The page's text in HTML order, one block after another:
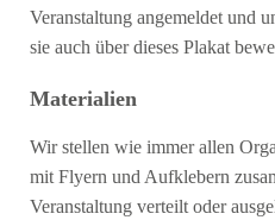
Veranstaltung angemeldet und
sie auch über dieses Plakat
Materialien
Wir stellen wie immer allen
mit Flyern und Aufklebern
Veranstaltung verteilt oder